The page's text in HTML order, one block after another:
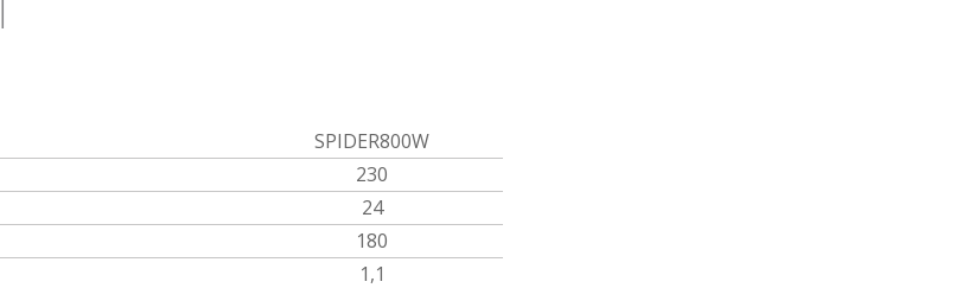
SPIDER800W
230
24
180
1,1